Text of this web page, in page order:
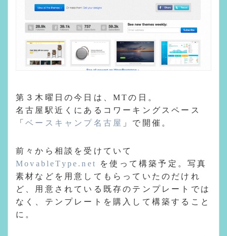
第３木曜日の今日は、MTの日。
名古屋駅近くにあるコワーキングスペース
「ベースキャンプ名古屋 」で開催。
前々から相談を受けていて
MovableType.net
を使って構築予定。写真
素材などを用意してもらっていたのだけれ
ど、用意されている既存のテンプレートでは
なく、テンプレートを購入して構築すること
に。